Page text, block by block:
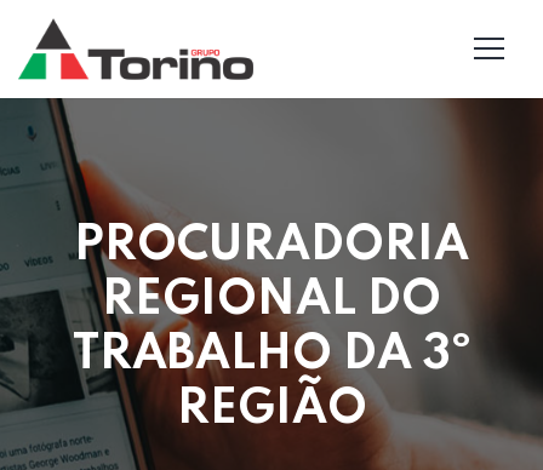
PROCURADORIA
REGIONAL DO
TRABALHO DA 3º
REGIÃO